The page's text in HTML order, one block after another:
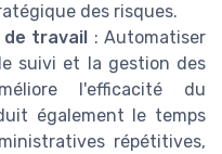
des risques.
travail : Automatiser
suivi et la gestion des
l'efficacité du
également le temps
répétitives,